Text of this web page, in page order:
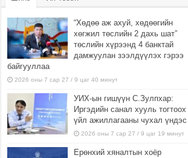
“Хөдөө аж ахуй, хөдөөгийн
хөгжил төслийн 2 дахь шат”
төслийн хүрээнд 4 банктай
дамжуулан зээлдүүлэх гэрээ
байгууллаа
2026 оны 7 сар 27 / 9 цаг 40 минут
УИХ-ын гишүүн С.Зулпхар:
Иргэдийн санал хууль тогтоох
үйл ажиллагааны чухал үндэс
2026 оны 7 сар 27 / 9 цаг 19 минут
Ерөнхий хяналтын хоёр